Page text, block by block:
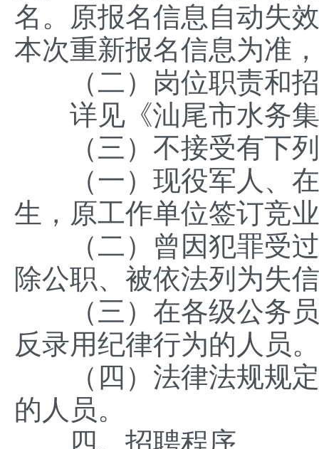
名。原报名信息自动失
本次重新报名信息为准
（二）岗位职责和招
详见《汕尾市水务集
（三）不接受有下列
（一）现役军人、在
生，原工作单位签订竞
（二）曾因犯罪受过
除公职、被依法列为失
（三）在各级公务员
反录用纪律行为的人员。
（四）法律法规规定
的人员。
四、招聘程序